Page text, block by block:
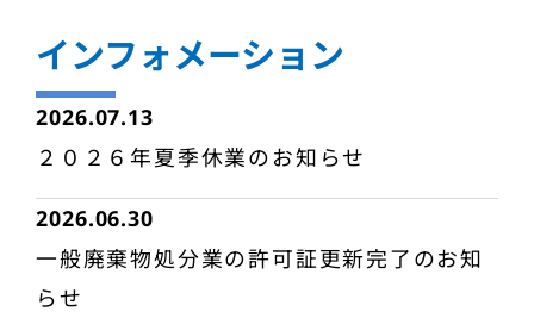
インフォメーション
2026.07.13
２０２６年夏季休業のお知らせ
2026.06.30
一般廃棄物処分業の許可証更新完了のお知
らせ